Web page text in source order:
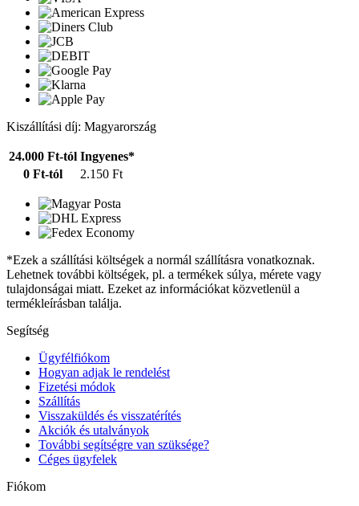
Kiszállítási díj: Magyarország
24.000 Ft-tól Ingyenes*
0 Ft-tól
2.150 Ft
*Ezek a szállítási költségek a normál szállításra vonatkoznak.
Lehetnek további költségek, pl. a termékek súlya, mérete vagy
tulajdonságai miatt. Ezeket az információkat közvetlenül a
termékleírásban találja.
Segítség
Ügyfélfiókom
Hogyan adjak le rendelést
Fizetési módok
Szállítás
Visszaküldés és visszatérítés
Akciók és utalványok
További segítségre van szüksége?
Céges ügyfelek
Fiókom